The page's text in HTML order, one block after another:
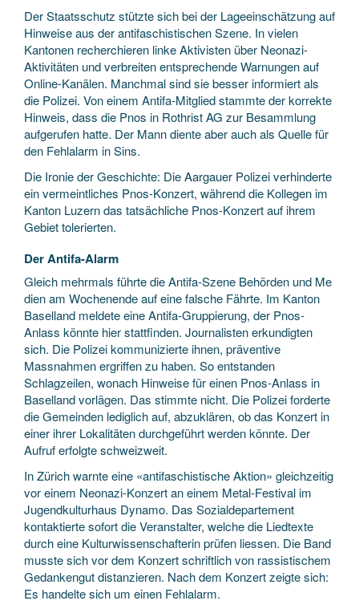
Der Staatsschutz stützte sich bei der Lageeinschätzung auf
Hinweise aus der antifaschistischen Szene. In vielen
Kantonen recherchieren linke Aktivisten über Neonazi-
Aktivitäten und verbreiten entsprechende Warnungen auf
Online-Kanälen. Manchmal sind sie besser informiert als
die Polizei. Von einem Antifa-Mitglied stammte der korrekte
Hinweis, dass die Pnos in Rothrist AG zur Besammlung
aufgerufen hatte. Der Mann diente aber auch als Quelle für
den Fehlalarm in Sins.
Die Ironie der Geschichte: Die Aargauer Polizei verhinderte
ein vermeintliches Pnos-Konzert, während die Kollegen im
Kanton Luzern das tatsächliche Pnos-Konzert auf ihrem
Gebiet tolerierten.
Der Antifa-Alarm
Gleich mehrmals führte die Antifa-Szene Behörden und Me
dien am Wochenende auf eine falsche Fährte. Im Kanton
Baselland meldete eine Antifa-Gruppierung, der Pnos-
Anlass könnte hier stattfinden. Journalisten erkundigten
sich. Die Polizei kommunizierte ihnen, präventive
Massnahmen ergriffen zu haben. So entstanden
Schlagzeilen, wonach Hinweise für einen Pnos-Anlass in
Baselland vorlägen. Das stimmte nicht. Die Polizei forderte
die Gemeinden lediglich auf, abzuklären, ob das Konzert in
einer ihrer Lokalitäten durchgeführt werden könnte. Der
Aufruf erfolgte schweizweit.
In Zürich warnte eine «antifaschistische Aktion» gleichzeitig
vor einem Neonazi-Konzert an einem Metal-Festival im
Jugendkulturhaus Dynamo. Das Sozialdepartement
kontaktierte sofort die Veranstalter, welche die Liedtexte
durch eine Kulturwissenschafterin prüfen liessen. Die Band
musste sich vor dem Konzert schriftlich von rassistischem
Gedankengut distanzieren. Nach dem Konzert zeigte sich:
Es handelte sich um einen Fehlalarm.